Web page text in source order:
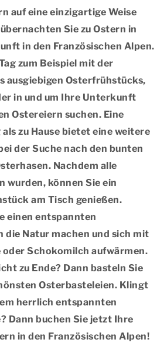
auf eine einzigartige Weise
Sie zu Ostern in
in den Französischen Alpen.
zum Beispiel mit der
ausgiebigen Osterfrühstücks,
in und um Ihre Unterkunft
Ostereiern suchen. Eine
zu Hause bietet eine weitere
der Suche nach den bunten
Nachdem alle
wurden, können Sie ein
am Tisch genießen.
einen entspannten
die Natur machen und sich mit
oder Schokomilch aufwärmen.
zu Ende? Dann basteln Sie
Osterbasteleien. Klingt
herrlich entspannten
Dann buchen Sie jetzt Ihre
in den Französischen Alpen!